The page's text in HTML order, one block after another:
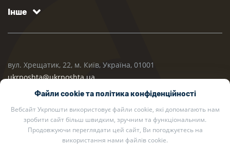
Файли cookie та політика конфіденційності
Вебсайт Укрпошти використовує файли cookie, які допомагають нам
зробити сайт більш швидким, зручним та функціональним.
Продовжуючи переглядати цей сайт, Ви погоджуєтесь на
використання нами файлів cookie.
Інше
вул. Хрещатик, 22, м. Київ, Україна, 01001
ukrposhta@ukrposhta.ua